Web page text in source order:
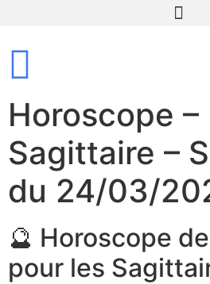
Horoscope –
Sagittaire –
du 24/03/
🔮 Horoscope
pour les